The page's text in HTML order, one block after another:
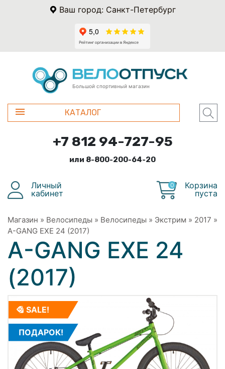
Ваш город: Санкт-Петербург
Большой спортивный магазин
КАТАЛОГ
+7 812 94-727-95
или 8-800-200-64-20
Личный
кабинет
0
Корзина
пуста
Магазин » Велосипеды » Велосипеды » Экстрим » 2017 »
A-GANG EXE 24 (2017)
A-GANG EXE 24
(2017)
SALE!
ПОДАРОК!